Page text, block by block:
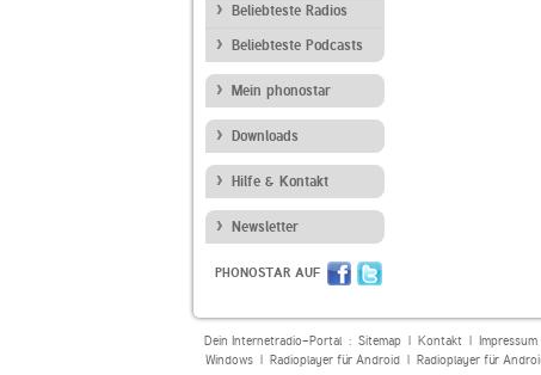
Beliebteste Radios
Beliebteste Podcasts
Mein phonostar
Downloads
Hilfe & Kontakt
Newsletter
PHONOSTAR AUF
Dein Internetradio-Portal : Sitemap| Kontakt| Impressum
Windows| Radioplayer für Android| Radioplayer für